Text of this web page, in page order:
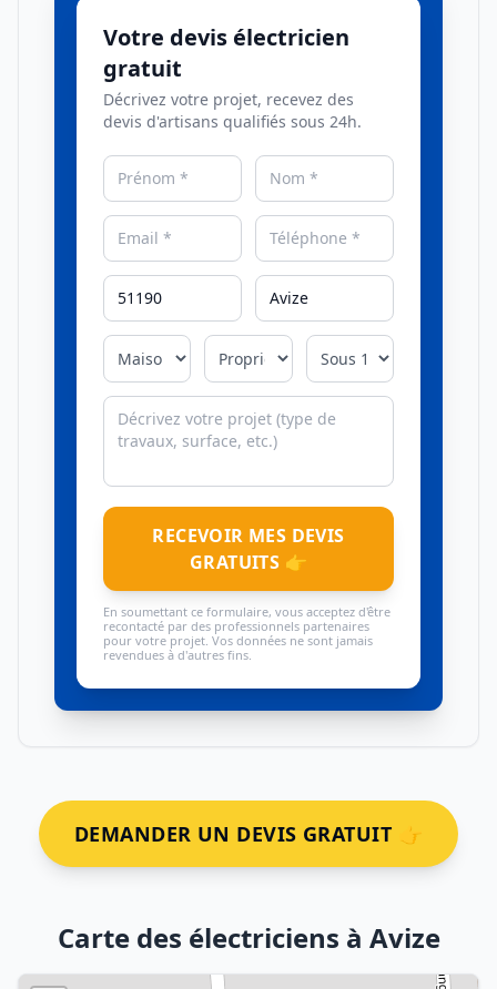
Votre devis électricien
gratuit
Décrivez votre projet, recevez des
devis d'artisans qualifiés sous 24h.
RECEVOIR MES DEVIS
GRATUITS 👉
En soumettant ce formulaire, vous acceptez d'être
recontacté par des professionnels partenaires
pour votre projet. Vos données ne sont jamais
revendues à d'autres fins.
DEMANDER UN DEVIS GRATUIT 👉
Carte des électriciens à Avize